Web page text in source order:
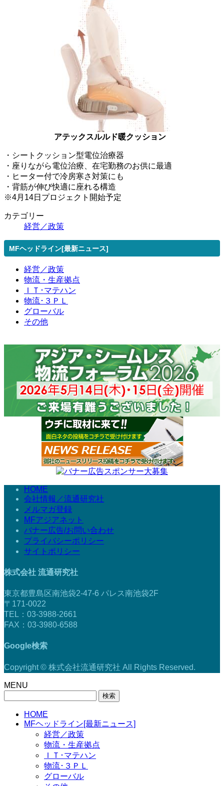
アテックスルルド暖クッション
・シートクッション型電位治療器
・座りながら電位治療、在宅勤務のお供に最適
・ヒーター付で冷房寒さ対策にも
・背筋が伸び快適に座れる構造
※4月14日プロジェクト開始予定
カテゴリー
経営／政策
MFヘッドライン[最新ニュース]
経営／政策
物流・生産拠点
ＩＴ･マテハン
物流･３ＰＬ
グローバル
その他
HOME
会社情報／流通研究社
メルマガ登録
MFアジアネット
バナー広告/お問い合わせ
プライバシーポリシー
サイトポリシー
株式会社 流通研究社
東京都豊島区南池袋2-47-6 パレス南池袋2F
〒171-0022
TEL：03-3988-2661
FAX：03-3980-6588
Google検索
Copyright © 株式会社流通研究社 All Rights Reserved.
MENU
HOME
MFヘッドライン[最新ニュース]
経営／政策
物流・生産拠点
ＩＴ･マテハン
物流･３ＰＬ
グローバル